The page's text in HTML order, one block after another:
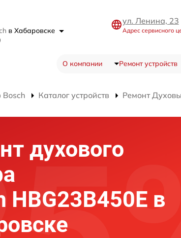
в Хабаровске
ул. Ленина, 23
Адрес сервисного
О компании Ремонт устройств
Bosch Каталог устройств Ремонт
духового
HBG23B450E в